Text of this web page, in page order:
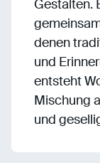
Gestalten.
denen
und
entsteht
Mischung
und